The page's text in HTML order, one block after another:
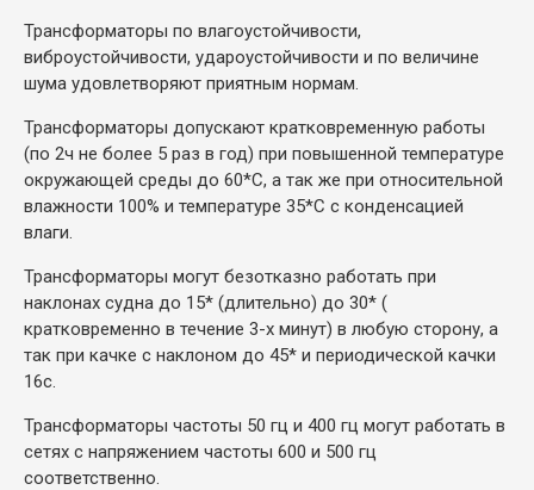
Трансформаторы по влагоустойчивости,
виброустойчивости, удароустойчивости и по величине
шума удовлетворяют приятным нормам.
Трансформаторы допускают кратковременную работы
(по 2ч не более 5 раз в год) при повышенной температуре
окружающей среды до 60*С, а так же при относительной
влажности 100% и температуре 35*С с конденсацией
влаги.
Трансформаторы могут безотказно работать при
наклонах судна до 15* (длительно) до 30* (
кратковременно в течение 3-х минут) в любую сторону, а
так при качке с наклоном до 45* и периодической качки
16с.
Трансформаторы частоты 50 гц и 400 гц могут работать в
сетях с напряжением частоты 600 и 500 гц
соответственно.